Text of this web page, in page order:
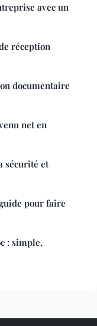
avec un
réception
documentaire
net en
sécurité et
pour faire
: simple,